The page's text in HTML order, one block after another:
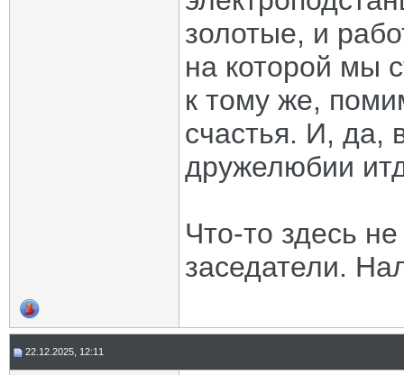
золотые, и
на которой мы
к тому же,
счастья. И, да,
дружелюбии
Что-то здесь
заседатели.
22.12.2025, 12:11